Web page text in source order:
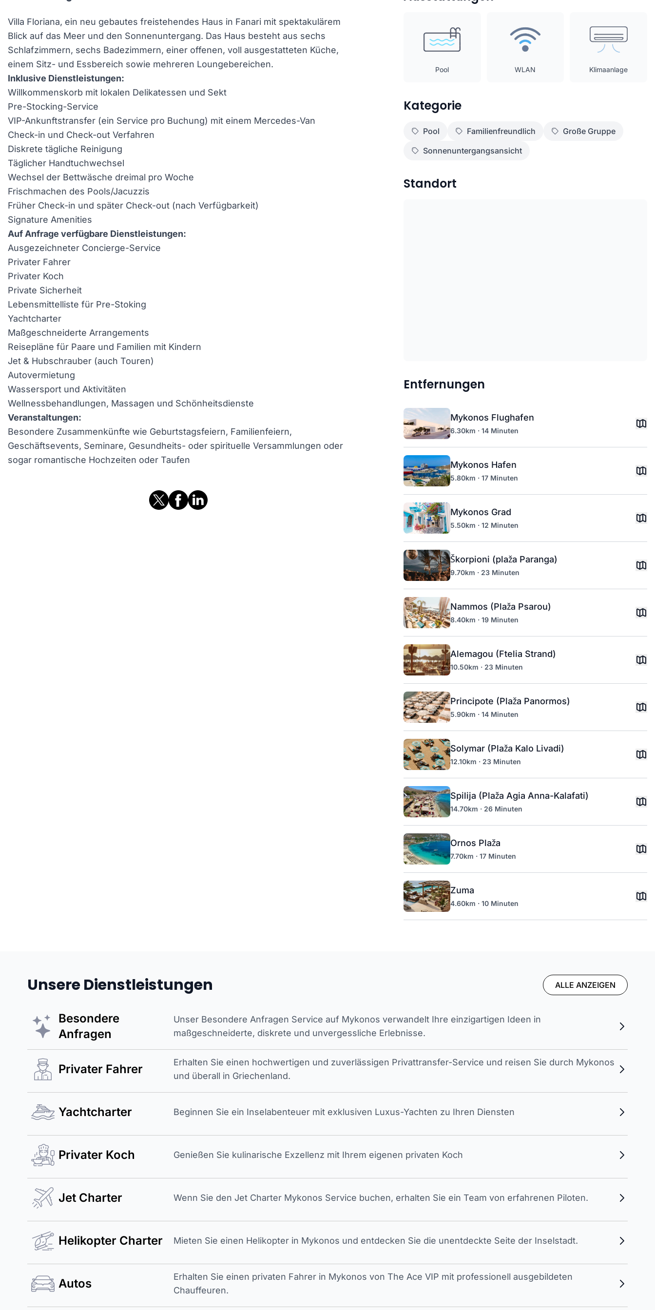
Villa Floriana, ein neu gebautes freistehendes Haus in Fanari mit spektakulärem
Blick auf das Meer und den Sonnenuntergang. Das Haus besteht aus sechs
Schlafzimmern, sechs Badezimmern, einer offenen, voll ausgestatteten Küche,
einem Sitz- und Essbereich sowie mehreren Loungebereichen.
Inklusive Dienstleistungen:
Willkommenskorb mit lokalen Delikatessen und Sekt
Pre-Stocking-Service
VIP-Ankunftstransfer (ein Service pro Buchung) mit einem Mercedes-Van
Check-in und Check-out Verfahren
Diskrete tägliche Reinigung
Täglicher Handtuchwechsel
Wechsel der Bettwäsche dreimal pro Woche
Frischmachen des Pools/Jacuzzis
Früher Check-in und später Check-out (nach Verfügbarkeit)
Signature Amenities
Auf Anfrage verfügbare Dienstleistungen:
Ausgezeichneter Concierge-Service
Privater Fahrer
Privater Koch
Private Sicherheit
Lebensmittelliste für Pre-Stoking
Yachtcharter
Maßgeschneiderte Arrangements
Reisepläne für Paare und Familien mit Kindern
Jet & Hubschrauber (auch Touren)
Autovermietung
Wassersport und Aktivitäten
Wellnessbehandlungen, Massagen und Schönheitsdienste
Veranstaltungen:
Besondere Zusammenkünfte wie Geburtstagsfeiern, Familienfeiern,
Geschäftsevents, Seminare, Gesundheits- oder spirituelle Versammlungen oder
sogar romantische Hochzeiten oder Taufen
Pool WLAN Klimaanlage
Kategorie
Pool Familienfreundlich
Große Gruppe
Sonnenuntergangsansicht
Standort
Entfernungen
Mykonos Flughafen
6.30km · 14 Minuten
Mykonos Hafen
5.80km · 17 Minuten
Mykonos Grad
5.50km · 12 Minuten
Škorpioni (plaža Paranga)
9.70km · 23 Minuten
Nammos (Plaža Psarou)
8.40km · 19 Minuten
Alemagou (Ftelia Strand)
10.50km · 23 Minuten
Principote (Plaža Panormos)
5.90km · 14 Minuten
Solymar (Plaža Kalo Livadi)
12.10km · 23 Minuten
Spilija (Plaža Agia Anna-Kalafati)
14.70km · 26 Minuten
Ornos Plaža
7.70km · 17 Minuten
Zuma
4.60km · 10 Minuten
Unsere Dienstleistungen ALLE ANZEIGEN
Besondere
Anfragen
Unser Besondere Anfragen Service auf Mykonos verwandelt Ihre einzigartigen Ideen in
maßgeschneiderte, diskrete und unvergessliche Erlebnisse.
Privater Fahrer
Erhalten Sie einen hochwertigen und zuverlässigen Privattransfer-Service und reisen Sie durch Mykonos
und überall in Griechenland.
Yachtcharter Beginnen Sie ein Inselabenteuer mit exklusiven Luxus-Yachten zu Ihren Diensten
Privater Koch Genießen Sie kulinarische Exzellenz mit Ihrem eigenen privaten Koch
Jet Charter Wenn Sie den Jet Charter Mykonos Service buchen, erhalten Sie ein Team von erfahrenen Piloten.
Helikopter Charter Mieten Sie einen Helikopter in Mykonos und entdecken Sie die unentdeckte Seite der Inselstadt.
Autos
Erhalten Sie einen privaten Fahrer in Mykonos von The Ace VIP mit professionell ausgebildeten
Chauffeuren.